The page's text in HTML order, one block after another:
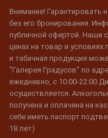
Внимание! Гарантировать
без его бронирования.
публичной офертой. Наши
ценах на товар и
и табачная продукция
"Галерея Градусов" по
ежедневно, с 10:00-22:00
осуществляется.
получена и оплачена на
себе иметь паспорт
18 лет)